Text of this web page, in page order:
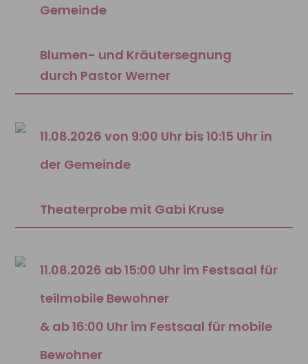
Gemeinde
Blumen- und Kräutersegnung
durch Pastor Werner
11.08.2026 von 9:00 Uhr bis 10:15 Uhr in
der Gemeinde
Theaterprobe mit Gabi Kruse
11.08.2026 ab 15:00 Uhr im Festsaal für
teilmobile Bewohner
& ab 16:00 Uhr im Festsaal für mobile
Bewohner